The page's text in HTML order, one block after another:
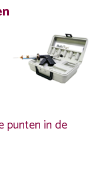
punten in de